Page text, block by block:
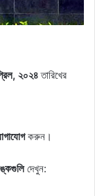
২০২৪তারিখের
করুন।
দেখুন: